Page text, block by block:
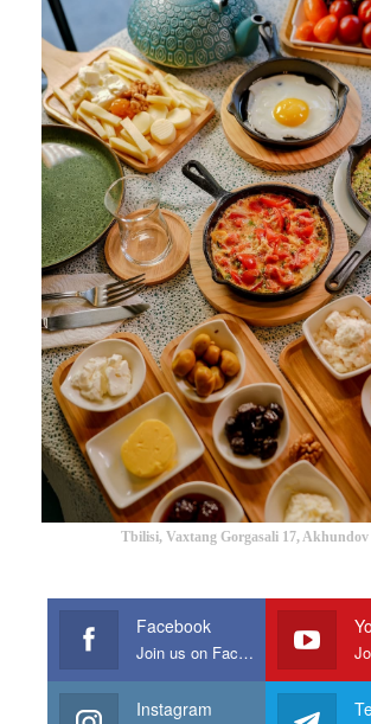
Tbilisi, Vaxtang Gorgasali 17, Akhundov
Facebook
Join us on Facebook
Instagram